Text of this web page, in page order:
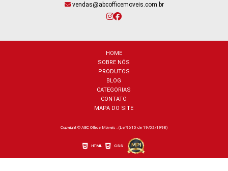
vendas@abcofficemoveis.com.br
HOME
SOBRE NÓS
PRODUTOS
BLOG
CATEGORIAS
CONTATO
MAPA DO SITE
Copyright © ABC Office Móveis . (Lei 9610 de 19/02/1998)
HTML CSS